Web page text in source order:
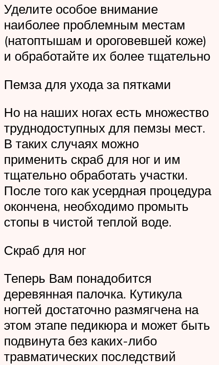
Уделите особое внимание
наиболее проблемным местам
(натоптышам и ороговевшей коже)
и обработайте их более тщательно
Пемза для ухода за пятками
Но на наших ногах есть множество
труднодоступных для пемзы мест.
В таких случаях можно
применить скраб для ног и им
тщательно обработать участки.
После того как усердная процедура
окончена, необходимо промыть
стопы в чистой теплой воде.
Скраб для ног
Теперь Вам понадобится
деревянная палочка. Кутикула
ногтей достаточно размягчена на
этом этапе педикюра и может быть
подвинута без каких-либо
травматических последствий